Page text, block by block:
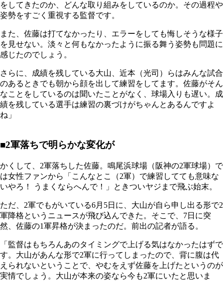
をしてきたのか、どんな取り組みをしているのか。その過程や
姿勢をすごく重視する監督です。
また、佐藤は打てなかったり、エラーをしても悔しそうな様子
を見せない。淡々と何もなかったように振る舞う姿勢も問題に
感じたのでしょう。
さらに、成績を残している大山、近本（光司）らはみんな試合
のあるときでも朝から顔を出して練習をしてます。佐藤がそん
なことをしているのは聞いたことがなく、球場入りも遅い。成
績を残している選手は練習の裏づけがちゃんとあるんですよ
ね」
■2軍落ちで明らかな変化が
かくして、2軍落ちした佐藤。鳴尾浜球場（阪神の2軍球場）で
は女性ファンから「こんなとこ（2軍）で練習してても意味な
いやろ！ うまくならへんで！」ときついヤジまで飛ぶ始末。
ただ、2軍でもがいている6月5日に、大山が自ら申し出る形で2
軍降格というニュースが飛び込んできた。そこで、7日に突
然、佐藤の1軍昇格が決まったのだ。前出の記者が語る。
「監督はもちろんあのタイミングで上げる気はなかったはずで
す。大山があんな形で2軍に行ってしまったので、背に腹は代
えられないということで、やむをえず佐藤を上げたというのが
実情でしょう。大山が本来の姿なら今も2軍にいたと思いま